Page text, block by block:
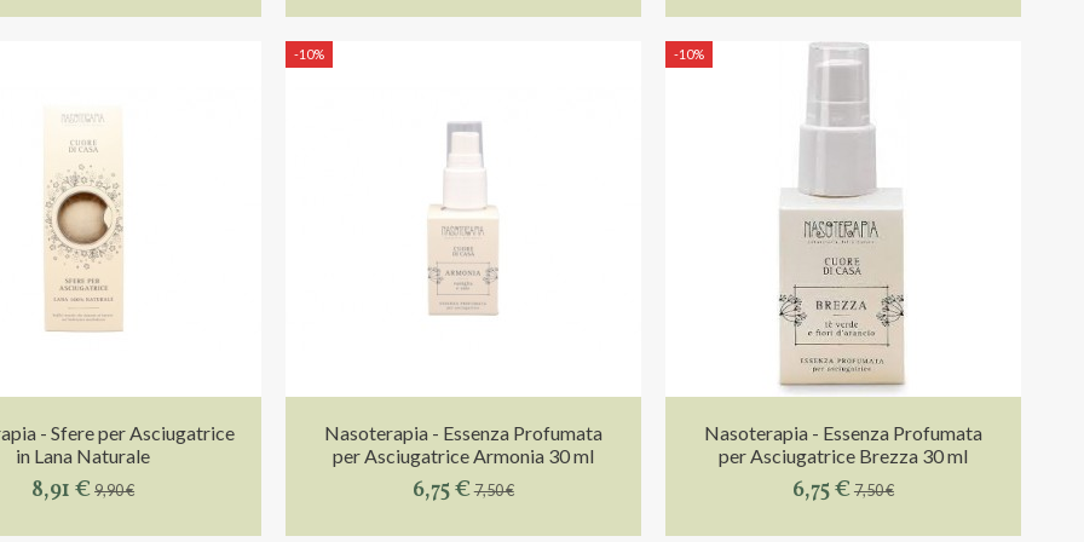
- Sfere per Asciugatrice
in Lana Naturale
8,91 €9,90 €
-10%
Nasoterapia - Essenza Profumata
per Asciugatrice Armonia 30 ml
6,75 €7,50 €
-10%
Nasoterapia - Essenza Profumata
per Asciugatrice Brezza 30 ml
6,75 €7,50 €